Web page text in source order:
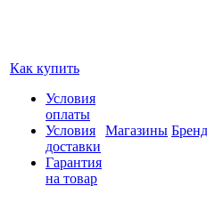
Как купить
Условия
оплаты
Условия
доставки
Гарантия
на товар
Магазины